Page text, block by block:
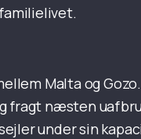
Malta og
fragt næsten
under sin